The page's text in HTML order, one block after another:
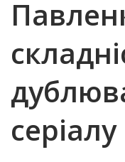
серіалу